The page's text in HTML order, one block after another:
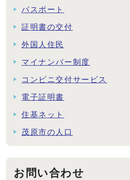
パスポート
証明書の交付
外国人住民
マイナンバー制度
コンビニ交付サービス
電子証明書
住基ネット
茂原市の人口
お問い合わせ